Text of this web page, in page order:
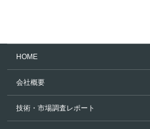
HOME
会社概要
技術・市場調査レポート